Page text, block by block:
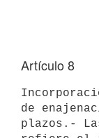
Artículo 8
de
plazos.-